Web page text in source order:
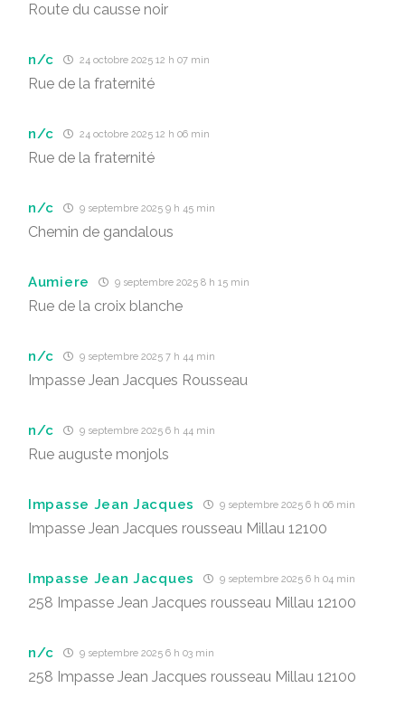
Route du causse noir
n/c 24 octobre 2025 12 h 07 min
Rue de la fraternité
n/c 24 octobre 2025 12 h 06 min
Rue de la fraternité
n/c 9 septembre 2025 9 h 45 min
Chemin de gandalous
Aumiere 9 septembre 2025 8 h 15 min
Rue de la croix blanche
n/c 9 septembre 2025 7 h 44 min
Impasse Jean Jacques Rousseau
n/c 9 septembre 2025 6 h 44 min
Rue auguste monjols
Impasse Jean Jacques 9 septembre 2025 6 h 06 min
Impasse Jean Jacques rousseau Millau 12100
Impasse Jean Jacques 9 septembre 2025 6 h 04 min
258 Impasse Jean Jacques rousseau Millau 12100
n/c 9 septembre 2025 6 h 03 min
258 Impasse Jean Jacques rousseau Millau 12100